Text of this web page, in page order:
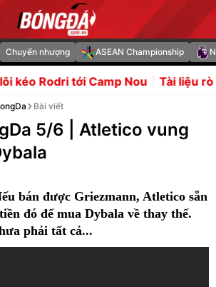
Chuyển nhượng ASEAN Championship
Camp Nou Tài liệu rò rỉ cáo buộc
Bài viết
5/6 | Atletico vung
bán được Griezmann, Atletico sẵn
đó để mua Dybala về thay thế.
phải tất cả...